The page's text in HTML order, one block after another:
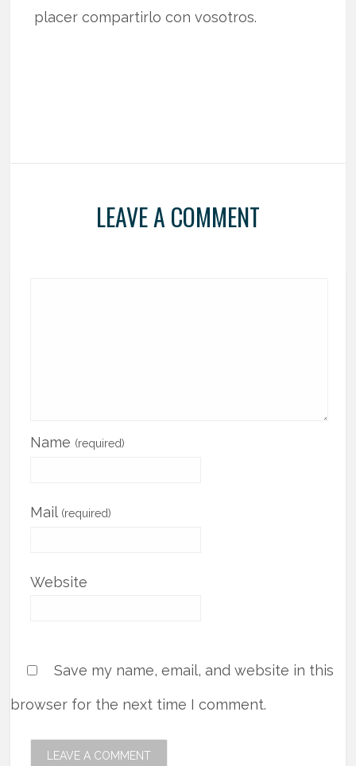
placer compartirlo con vosotros.
LEAVE A COMMENT
Name (required)
Mail (required)
Website
Save my name, email, and website in this
browser for the next time I comment.